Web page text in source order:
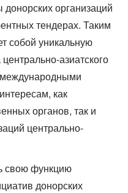
организаций
тендерах. Таким
собой уникальную
азиатского
международными
как
органов, так и
центрально-
свою функцию
донорских